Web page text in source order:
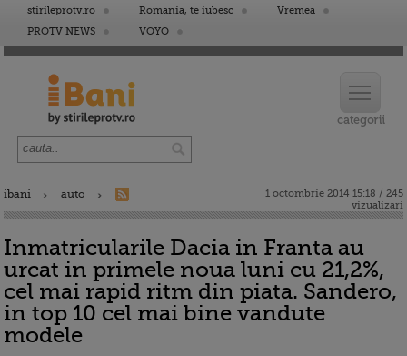
stirileprotv.ro Romania, te iubesc
Vremea
PROTV NEWS
VOYO
ibani auto
1 octombrie 2014 15:18 / 245
vizualizari
Inmatricularile Dacia in Franta au
urcat in primele noua luni cu 21,2%,
cel mai rapid ritm din piata. Sandero,
in top 10 cel mai bine vandute
modele